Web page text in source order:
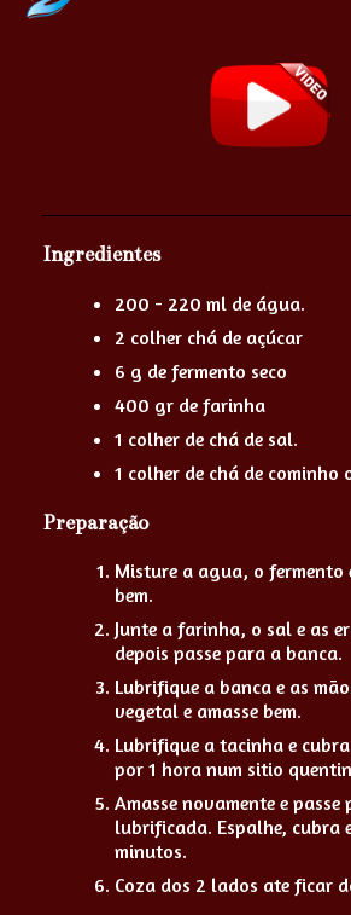
Ingredientes
200 - 220 ml de água.
2 colher chá de açúcar
6 g de fermento seco
400 gr de farinha
1 colher de chá de sal.
1 colher de chá de cominho
Preparação
Misture a agua, o fermento
bem.
Junte a farinha, o sal e as
depois passe para a banca.
Lubrifique a banca e as
vegetal e amasse bem.
Lubrifique a tacinha e
por 1 hora num sitio
Amasse novamente e
lubrificada. Espalhe, cubra
minutos.
Coza dos 2 lados ate ficar